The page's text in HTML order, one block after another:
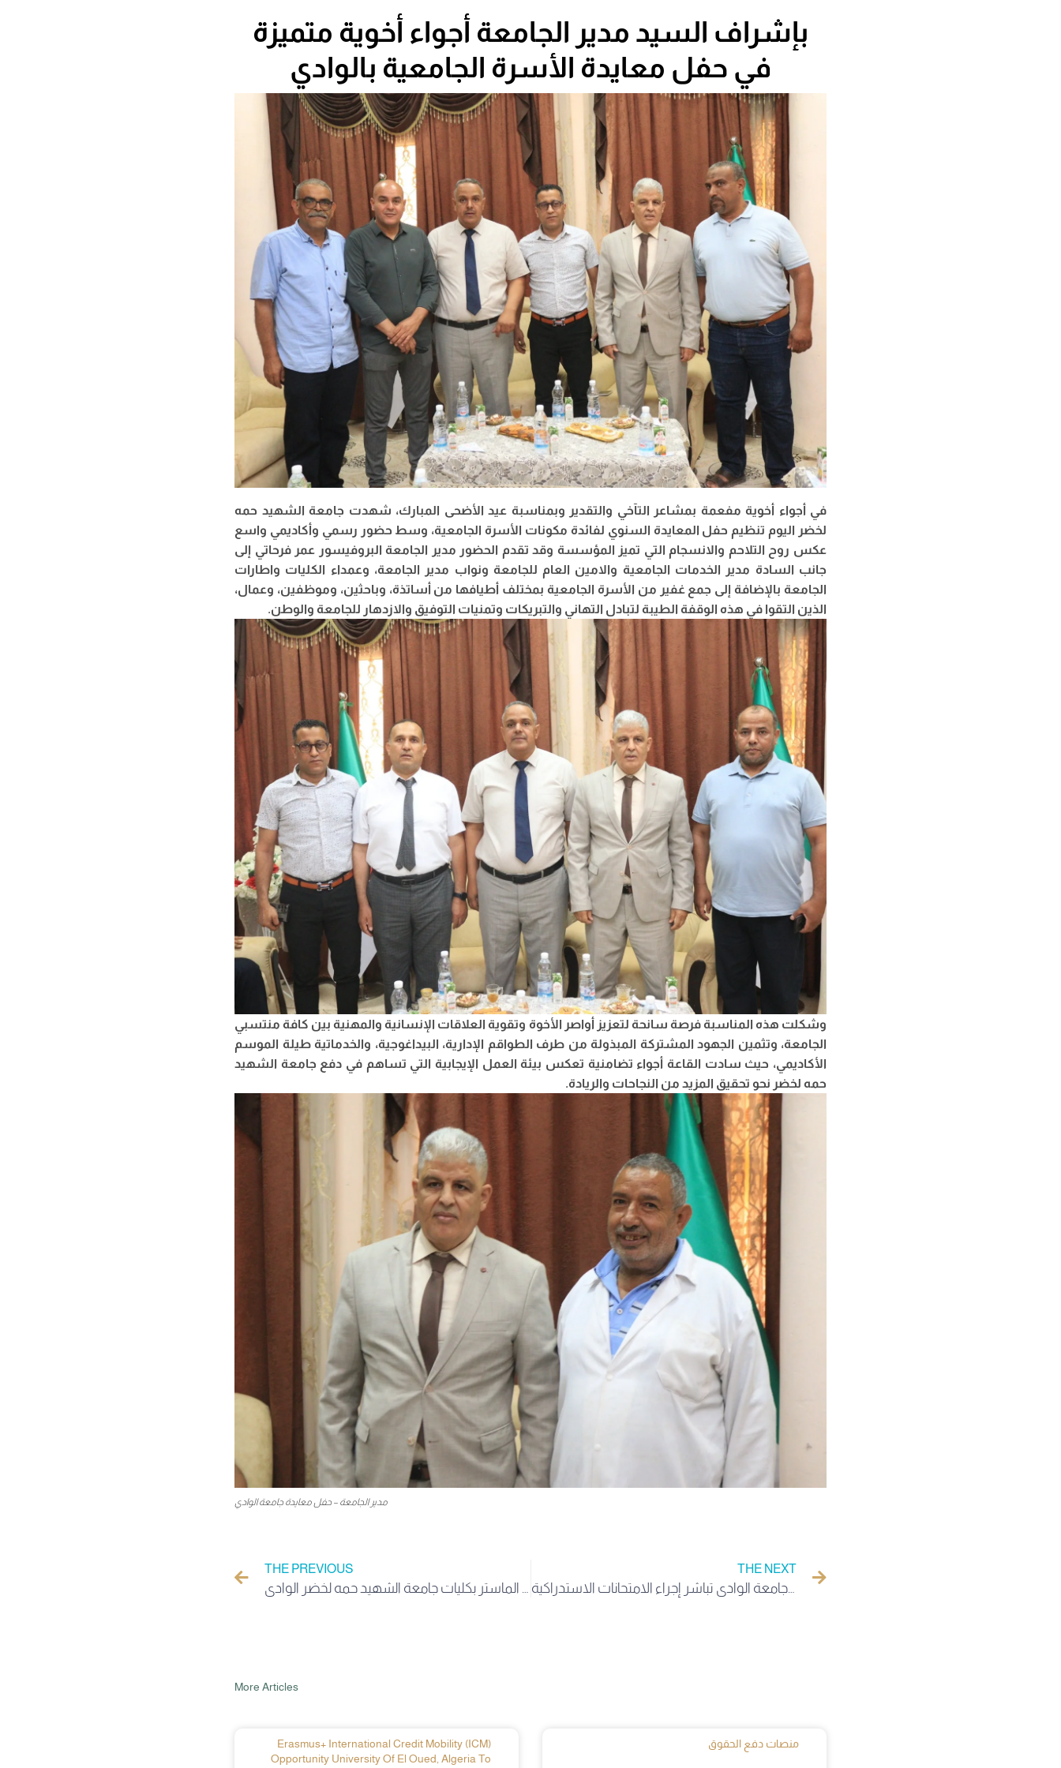
بإشراف السيد مدير الجامعة أجواء أخوية متميزة
في حفل معايدة الأسرة الجامعية بالوادي
في أجواء أخوية مفعمة بمشاعر التآخي والتقدير وبمناسبة عيد الأضحى المبارك، شهدت جامعة الشهيد حمه
لخضر اليوم تنظيم حفل المعايدة السنوي لفائدة مكونات الأسرة الجامعية، وسط حضور رسمي وأكاديمي واسع
عكس روح التلاحم والانسجام التي تميز المؤسسة وقد تقدم الحضور مدير الجامعة البروفيسور عمر فرحاتي إلى
جانب السادة مدير الخدمات الجامعية والامين العام للجامعة ونواب مدير الجامعة، وعمداء الكليات واطارات
الجامعة بالإضافة إلى جمع غفير من الأسرة الجامعية بمختلف أطيافها من أساتذة، وباحثين، وموظفين، وعمال،
الذين التقوا في هذه الوقفة الطيبة لتبادل التهاني والتبريكات وتمنيات التوفيق والازدهار للجامعة والوطن.
وشكلت هذه المناسبة فرصة سانحة لتعزيز أواصر الأخوة وتقوية العلاقات الإنسانية والمهنية بين كافة منتسبي
الجامعة، وتثمين الجهود المشتركة المبذولة من طرف الطواقم الإدارية، البيداغوجية، والخدماتية طيلة الموسم
الأكاديمي، حيث سادت القاعة أجواء تضامنية تعكس بيئة العمل الإيجابية التي تساهم في دفع جامعة الشهيد
حمه لخضر نحو تحقيق المزيد من النجاحات والريادة.
مدير الجامعة – حفل معايدة جامعة الوادي
THE PREVIOUS
انطلاق مناقشات مذكرات الماستر بكليات جامعة الشهيد حمه لخضر الوادي
THE NEXT
كليات جامعة الوادي تباشر إجراء الامتحانات الاستدراكية
More Articles
Erasmus+ International Credit Mobility (ICM)
Opportunity University Of El Oued, Algeria To
منصات دفع الحقوق